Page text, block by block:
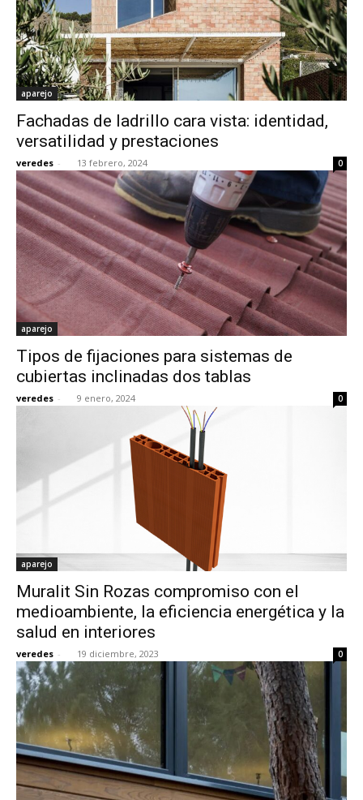
aparejo
Fachadas de ladrillo cara vista: identidad,
versatilidad y prestaciones
veredes - 13 febrero, 2024 0
aparejo
Tipos de fijaciones para sistemas de
cubiertas inclinadas dos tablas
veredes - 9 enero, 2024 0
aparejo
Muralit Sin Rozas compromiso con el
medioambiente, la eficiencia energética y la
salud en interiores
veredes - 19 diciembre, 2023 0